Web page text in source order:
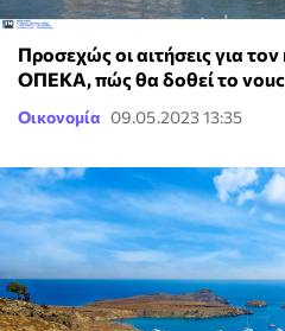
Προσεχώς οι αιτήσεις για
ΟΠΕΚΑ, πώς θα δοθεί το
Οικονομία 09.05.2023 13:35